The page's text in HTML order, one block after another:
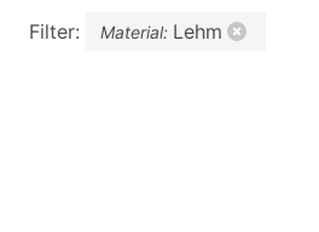
Filter: Material: Lehm